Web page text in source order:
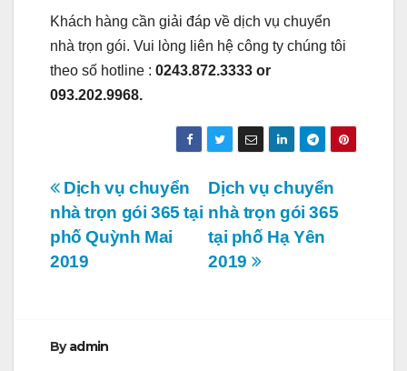
Khách hàng cần giải đáp về dịch vụ chuyển
nhà trọn gói. Vui lòng liên hệ công ty chúng tôi
theo số hotline : 0243.872.3333 or
093.202.9968.
Điều
hướng
bài
Dịch vụ chuyển
nhà trọn gói 365
tại phố Hạ Yên
2019
Dịch vụ chuyển
nhà trọn gói 365 tại
phố Quỳnh Mai
2019
Byadmin